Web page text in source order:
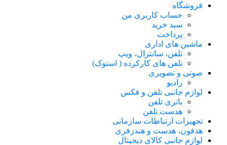
فروشگاه
حساب کاربری من
سبد خرید
پرداخت
ماشین های اداری
تلفن، سانترال، ویپ
تلفن های کارکرده ( استوک)
صوتی و تصویری
رادیو
لوازم جانبی تلفن و فکس
باتری تلفن
هدست تلفن
تجهیزات ارتباطات سازمانی
هدفون، هدست و هندزفری
لوازم جانبی کالای دیجیتال